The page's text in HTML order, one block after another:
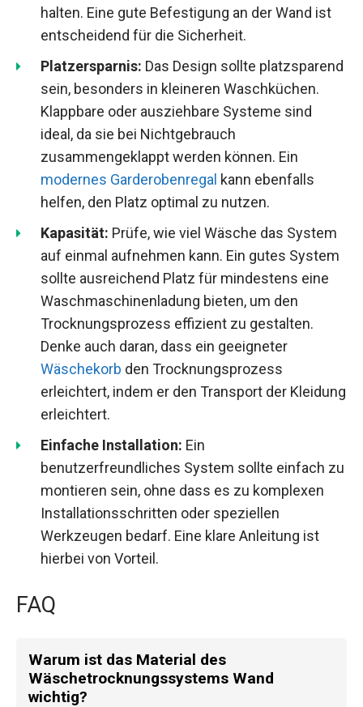
halten. Eine gute Befestigung an der Wand ist
entscheidend für die Sicherheit.
Platzersparnis: Das Design sollte platzsparend
sein, besonders in kleineren Waschküchen.
Klappbare oder ausziehbare Systeme sind
ideal, da sie bei Nichtgebrauch
zusammengeklappt werden können. Ein
modernes Garderobenregal kann ebenfalls
helfen, den Platz optimal zu nutzen.
Kapasität: Prüfe, wie viel Wäsche das System
auf einmal aufnehmen kann. Ein gutes System
sollte ausreichend Platz für mindestens eine
Waschmaschinenladung bieten, um den
Trocknungsprozess effizient zu gestalten.
Denke auch daran, dass ein geeigneter
Wäschekorb den Trocknungsprozess
erleichtert, indem er den Transport der Kleidung
erleichtert.
Einfache Installation: Ein
benutzerfreundliches System sollte einfach zu
montieren sein, ohne dass es zu komplexen
Installationsschritten oder speziellen
Werkzeugen bedarf. Eine klare Anleitung ist
hierbei von Vorteil.
FAQ
Warum ist das Material des
Wäschetrocknungssystems Wand
wichtig?